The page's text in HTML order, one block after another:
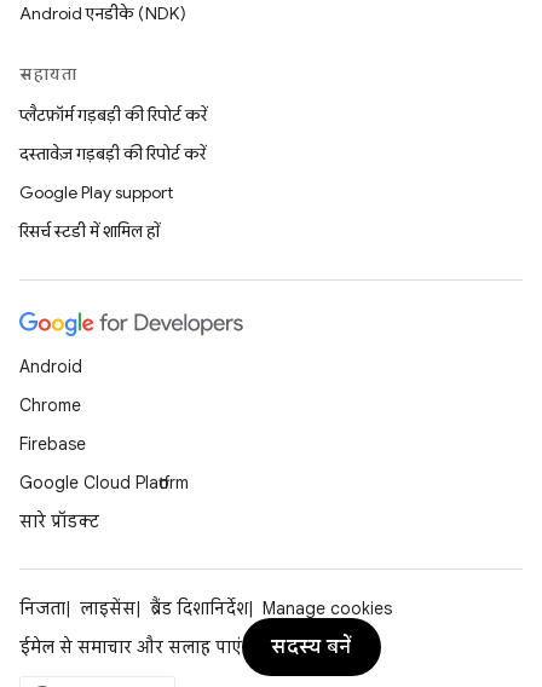
Android एनडीके (NDK)
सहायता
प्लैटफ़ॉर्म गड़बड़ी की रिपोर्ट करें
दस्तावेज़ गड़बड़ी की रिपोर्ट करें
Google Play support
रिसर्च स्टडी में शामिल हों
Android
Chrome
Firebase
Google Cloud Platform
सारे प्रॉडक्ट
निजता लाइसेंस ब्रैंड दिशानिर्देश
Manage cookies
ईमेल से समाचार और सलाह पाएं
सदस्य बनें